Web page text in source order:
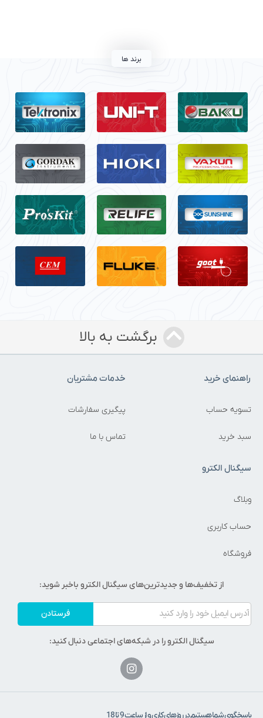
برند ها
برگشت به بالا
راهنمای خرید
تسویه حساب
سبد خرید
خدمات مشتریان
پیگیری سفارشات
تماس با ما
سیگنال الکترو
وبلاگ
حساب کاربری
فروشگاه
از تخفیف‌ها و جدیدترین‌های سیگنال الکترو باخبر شوید:
فرستادن
سیگنال الکترو را در شبکه‌های اجتماعی دنبال کنید:
پاسخگوی شما هستیم در روزهای کاری و از ساعت 9 تا 18